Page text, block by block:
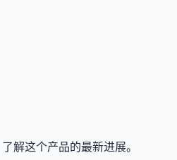
解这个产品的最新进展。